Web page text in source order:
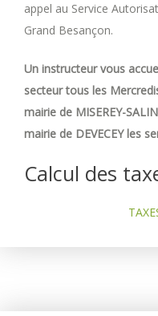
appel au Service
Grand Besançon.
Un instructeur vous
secteur tous les
mairie de MISEREY-
mairie de DEVECEY les
Calcul des